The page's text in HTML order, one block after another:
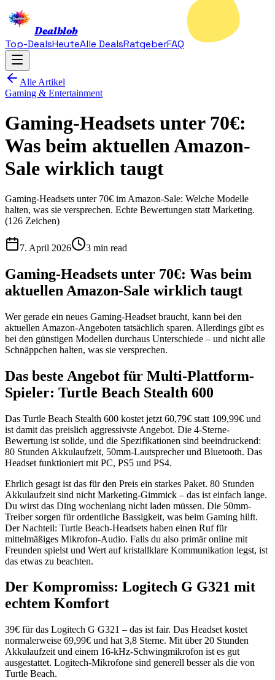
Dealblob
Top-DealsHeuteAlle DealsRatgeberFAQ
Alle Artikel
Gaming & Entertainment
Gaming-Headsets unter 70€:
Was beim aktuellen Amazon-
Sale wirklich taugt
Gaming-Headsets unter 70€ im Amazon-Sale: Welche Modelle
halten, was sie versprechen. Echte Bewertungen statt Marketing.
(126 Zeichen)
7. April 2026 3 min read
Gaming-Headsets unter 70€: Was beim
aktuellen Amazon-Sale wirklich taugt
Wer gerade ein neues Gaming-Headset braucht, kann bei den
aktuellen Amazon-Angeboten tatsächlich sparen. Allerdings gibt es
bei den günstigen Modellen durchaus Unterschiede – und nicht alle
Schnäppchen halten, was sie versprechen.
Das beste Angebot für Multi-Plattform-
Spieler: Turtle Beach Stealth 600
Das Turtle Beach Stealth 600 kostet jetzt 60,79€ statt 109,99€ und
ist damit das preislich aggressivste Angebot. Die 4-Sterne-
Bewertung ist solide, und die Spezifikationen sind beeindruckend:
80 Stunden Akkulaufzeit, 50mm-Lautsprecher und Bluetooth. Das
Headset funktioniert mit PC, PS5 und PS4.
Ehrlich gesagt ist das für den Preis ein starkes Paket. 80 Stunden
Akkulaufzeit sind nicht Marketing-Gimmick – das ist einfach lange.
Du wirst das Ding wochenlang nicht laden müssen. Die 50mm-
Treiber sorgen für ordentliche Bassigkeit, was beim Gaming hilft.
Der Nachteil: Turtle Beach-Headsets haben einen Ruf für
mittelmäßiges Mikrofon-Audio. Falls du also primär online mit
Freunden spielst und Wert auf kristallklare Kommunikation legst, ist
das etwas zu beachten.
Der Kompromiss: Logitech G G321 mit
echtem Komfort
39€ für das Logitech G G321 – das ist fair. Das Headset kostet
normalerweise 69,99€ und hat 3,8 Sterne. Mit über 20 Stunden
Akkulaufzeit und einem 16-kHz-Schwingmikrofon ist es gut
ausgestattet. Logitech-Mikrofone sind generell besser als die von
Turtle Beach.